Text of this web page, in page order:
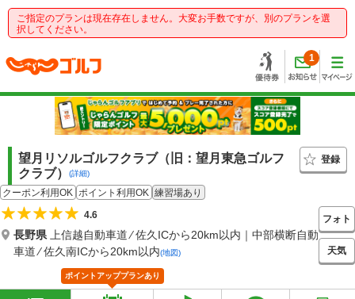
ご指定のプランは現在存在しません。大変お手数ですが、別のプランを選
択してください。
1
望月リソルゴルフクラブ（旧：望月東急ゴルフ
クラブ）
(詳細)
登録
クーポン利用OK ポイント利用OK 練習場あり
4.6
長野県上信越自動車道 ⁄ 佐久ICから20km以内｜中部横断自動
車道 ⁄ 佐久南ICから20km以内(地図)
フォト
天気
ポイントアッププランあり